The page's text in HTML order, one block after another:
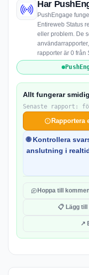
Har
PushEngage
Entireweb Status
eller problem. De
rapporter är 0 från
Allt fungerar
Senaste rapport:
Rapportera
🌐 Kontrollera
anslutning i
Hoppa till
📋 Lägg
↗